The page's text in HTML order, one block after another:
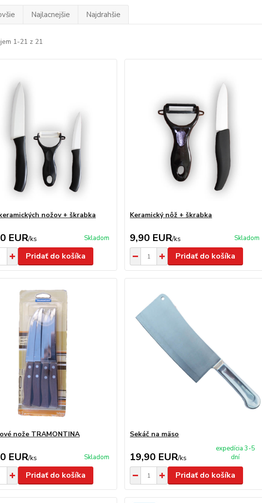
Najlacnejšie Najdrahšie
1-21 z 21
nožov + škrabka
EUR/ks Skladom
Pridať do košíka
Keramický nôž + škrabka
9,90 EUR/ks Skladom
Pridať do košíka
nože TRAMONTINA
EUR/ks Skladom
Pridať do košíka
Sekáč na mäso
19,90 EUR/ks
expedícia 3-5
dní
Pridať do košíka